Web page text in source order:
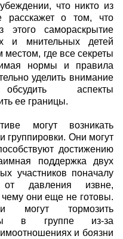
что никто из
расскажет о том, что
этого самораскрытие
и мнительных детей
где все секреты
нормы и правила
уделить внимание
аспекты
ее границы.
могут возникать
группировки. Они могут
достижению
поддержка двух
участников поначалу
давления извне,
они еще не готовы.
могут тормозить
в группе из-за
и боязни